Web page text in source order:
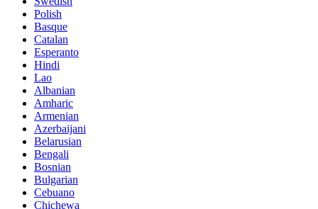
Polish
Basque
Catalan
Esperanto
Hindi
Lao
Albanian
Amharic
Armenian
Azerbaijani
Belarusian
Bengali
Bosnian
Bulgarian
Cebuano
Chichewa